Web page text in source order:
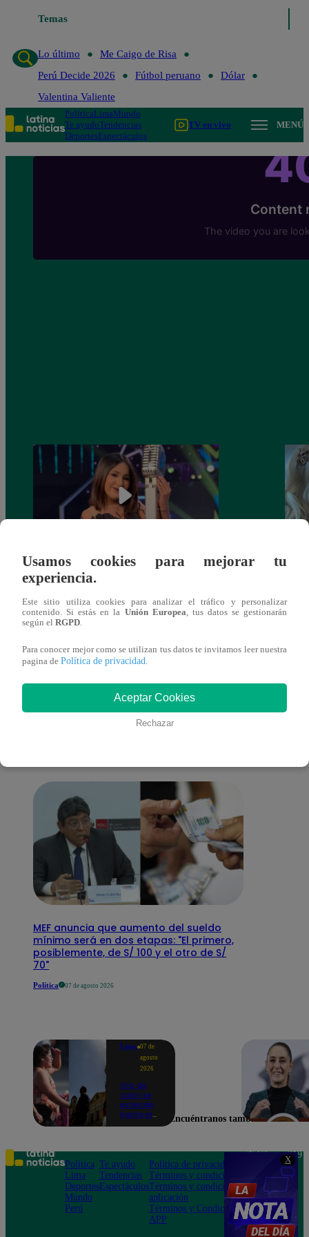
X
Temas
Lo último
Lo último
Me Caigo de Risa
Perú Decide 2026
Fútbol peruano
Dólar
Valentina Valiente
PolíticaLimaMundo
Te ayudoTendencias
DeportesEspectáculos
TV en vivo MENÚ
¡Imitadora de Laura Pausini se consagró
También te puede
interesar
MEF anuncia que aumento del sueldo
mínimo será en dos etapas: "El primero,
posiblemente, de S/ 100 y el otro de S/
70"
Política 07 de agosto 2026
Lima 07 de
agosto
2026
Ola de
calor se
extiende
hasta el
Lima y
otras 16
regiones
Usamos cookies para mejorar tu
experiencia.
Este sitio utiliza cookies para analizar el tráfico y personalizar
contenido. Si estás en la Unión Europea, tus datos se gestionarán
según el RGPD.
Para conocer mejor como se utilizan tus datos te invitamos leer nuestra
pagina de Política de privacidad.
Aceptar Cookies
Rechazar
Encuéntranos también en
Política
Lima
Deportes
Mundo
Perú
Te ayudo
Tendencias
Espectáculos
Política de privacidad
Términos y condiciones
Términos y condiciones
aplicación
Términos y Condiciones
APP
Teléfono: 219
Av. San
Felipe 968
Jesús María